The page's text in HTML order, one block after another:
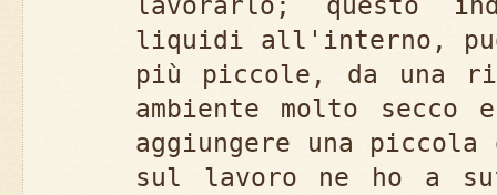
liquidi all'interno, può
più piccole, da una
ambiente molto
aggiungere una
sul lavoro ne ho a